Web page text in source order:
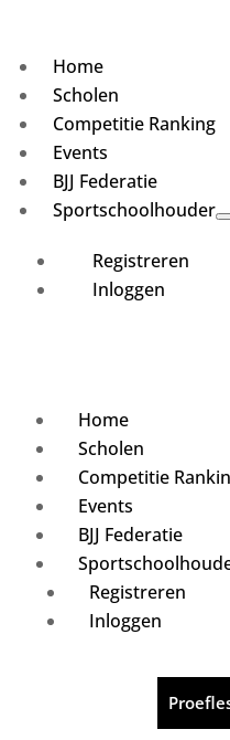
Home
Scholen
Competitie Ranking
Events
BJJ Federatie
Sportschoolhouder
Registreren
Inloggen
Home
Scholen
Competitie
Events
BJJ Federatie
Registreren
Inloggen